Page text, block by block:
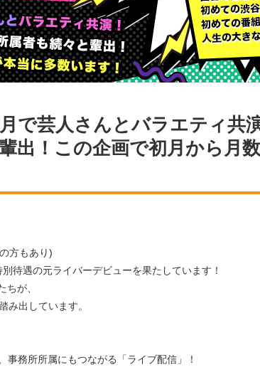
で芸人さんとバラエティ共
出！この企画で初月から月
方もあり)
待遇の元ライバーデビューを果たしています！
が、
み出しています。
務所所属にもつながる「ライブ配信」！